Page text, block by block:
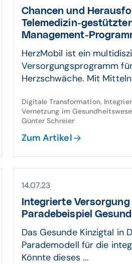
Chancen und
Tele­medizin-
Manage­ment-
HerzMobil ist ein
Versorgungsprogramm
Herzschwäche. Mit
Digitale Transformation,
Vernetzung im
Günter Schreier
Zum Artikel
14.07.23
Integrierte Versorgung
Paradebeispiel
Das Gesunde Kinzigtal in
Parademodell für die
Könnte dieses ...